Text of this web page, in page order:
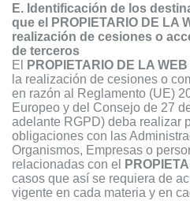
E. Identificación de los
que el PROPIETARIO DE LA
realización de cesiones o
de terceros
El PROPIETARIO DE LA WEB
la realización de cesiones o
en razón al Reglamento (UE)
Europeo y del Consejo de 27
adelante RGPD) deba realizar
obligaciones con las
Organismos, Empresas o
relacionadas con el
casos que así se requiera de
vigente en cada materia y en